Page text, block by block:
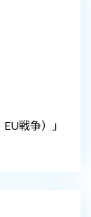
戦争）」